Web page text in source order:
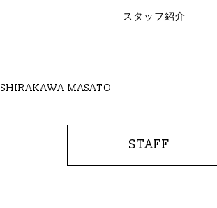
スタッフ紹介
SHIRAKAWA MASATO
STAFF